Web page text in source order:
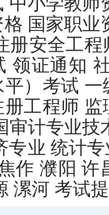
国家职业
册安全工程
领证通知
）考试 一
工程师 监
审计专业技
专业 统计
作 濮阳 许
漯河考试